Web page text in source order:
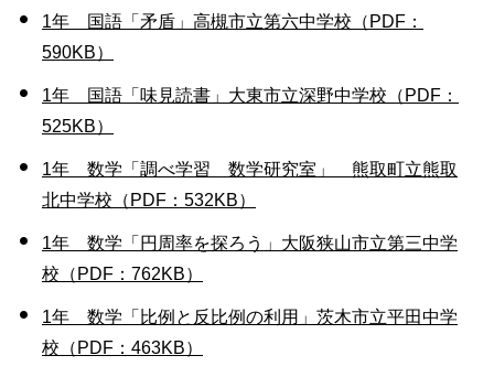
1年 国語「矛盾」高槻市立第六中学校（PDF：
590KB）
1年 国語「味見読書」大東市立深野中学校（PDF：
525KB）
1年 数学「調べ学習 数学研究室」 熊取町立熊取
北中学校（PDF：532KB）
1年 数学「円周率を探ろう」大阪狭山市立第三中学
校（PDF：762KB）
1年 数学「比例と反比例の利用」茨木市立平田中学
校（PDF：463KB）